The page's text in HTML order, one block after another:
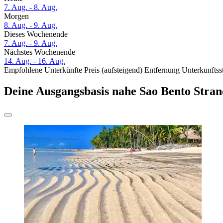
7. Aug. - 8. Aug.
Morgen
8. Aug. - 9. Aug.
Dieses Wochenende
7. Aug. - 9. Aug.
Nächstes Wochenende
14. Aug. - 16. Aug.
Empfohlene Unterkünfte Preis (aufsteigend) Entfernung
Deine Ausgangsbasis nahe Sao Bento